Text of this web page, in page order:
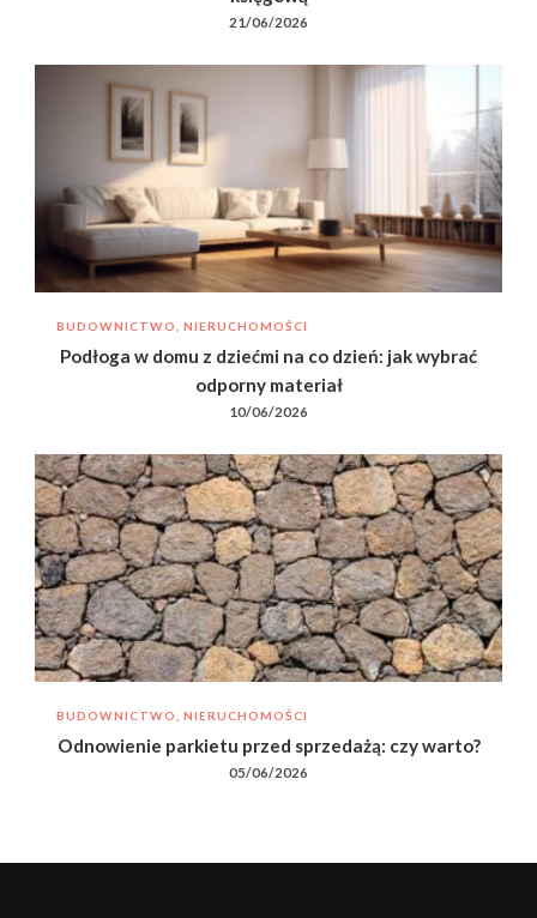
21/06/2026
BUDOWNICTWO, NIERUCHOMOŚCI
Podłoga w domu z dziećmi na co dzień: jak wybrać
odporny materiał
10/06/2026
BUDOWNICTWO, NIERUCHOMOŚCI
Odnowienie parkietu przed sprzedażą: czy warto?
05/06/2026